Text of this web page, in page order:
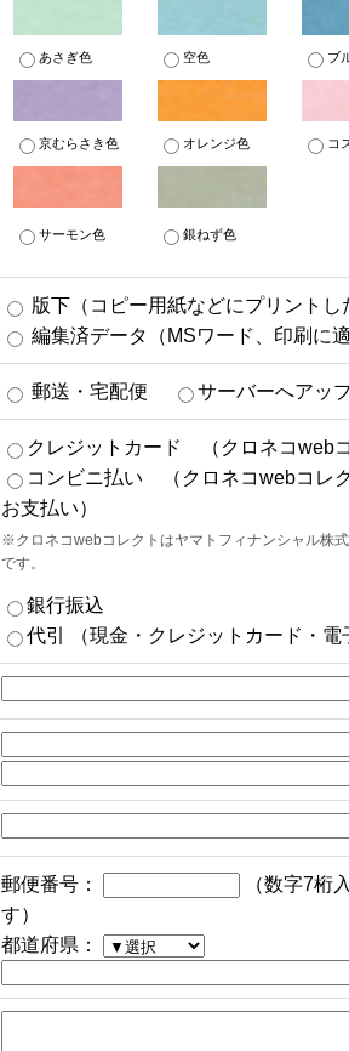
あさぎ色 空色 ブ
京むらさき色 オレンジ色 コ
サーモン色 銀ねず色
版下（コピー用紙などにプリントし
編集済データ（MSワード、印刷に
郵送・宅配便 サーバーへアッ
クレジットカード （クロネコweb
コンビニ払い （クロネコwebコレ
お支払い）
※クロネコwebコレクトはヤマトフィナンシャル株
です。
銀行振込
代引 （現金・クレジットカード・電
郵便番号：
（数字7桁
す）
都道府県：